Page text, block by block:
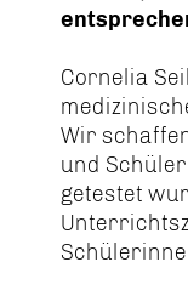
Cornelia
Wir
und
getestet